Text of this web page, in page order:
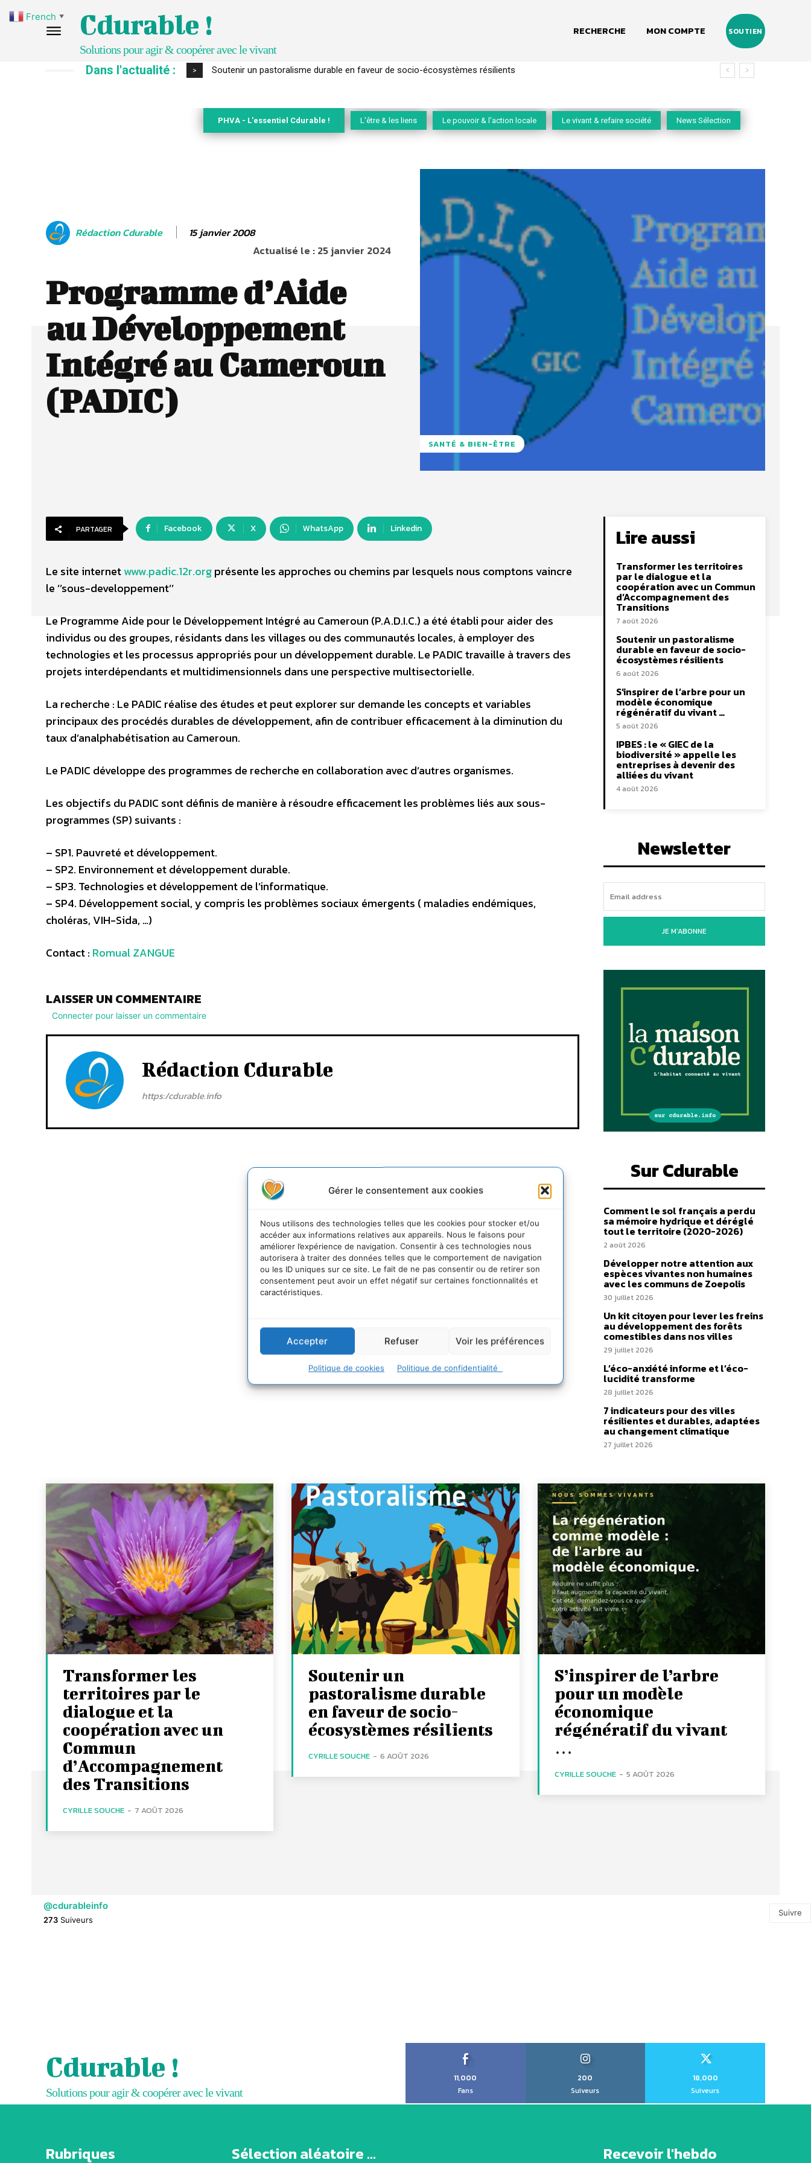
Gérer le consentement aux cookies
Nous utilisons des technologies telles que les cookies pour stocker et/ou
accéder aux informations relatives aux appareils. Nous le faisons pour
améliorer l’expérience de navigation. Consentir à ces technologies nous
autorisera à traiter des données telles que le comportement de navigation
ou les ID uniques sur ce site. Le fait de ne pas consentir ou de retirer son
consentement peut avoir un effet négatif sur certaines fonctionnalités et
caractéristiques.
Accepter Refuser Voir les préférences
Politique de cookies Politique de confidentialité
Cdurable !
Solutions pour agir & coopérer avec le vivant
RECHERCHE MON COMPTE SOUTIEN
Dans l'actualité : > S’inspirer de l’arbre pour un modèle économique régénératif du vivant …
PHVA - L'essentiel Cdurable ! L'être & les liens Le pouvoir & l'action locale Le vivant & refaire société News Sélection
Rédaction Cdurable 15 janvier 2008
Actualisé le :25 janvier 2024
Programme d’Aide
au Développement
Intégré au Cameroun
(PADIC)
SANTÉ & BIEN-ÊTRE
PARTAGER Facebook X WhatsApp Linkedin
Le site internetwww.padic.12r.orgprésente les approches ou chemins par lesquels nous comptons vaincre
le ’’sous-developpement’’
Le Programme Aide pour le Développement Intégré au Cameroun (P.A.D.I.C.) a été établi pour aider des
individus ou des groupes, résidants dans les villages ou des communautés locales, à employer des
technologies et les processus appropriés pour un développement durable. Le PADIC travaille à travers des
projets interdépendants et multidimensionnels dans une perspective multisectorielle.
La recherche : Le PADIC réalise des études et peut explorer sur demande les concepts et variables
principaux des procédés durables de développement, afin de contribuer efficacement à la diminution du
taux d’analphabétisation au Cameroun.
Le PADIC développe des programmes de recherche en collaboration avec d’autres organismes.
Les objectifs du PADIC sont définis de manière à résoudre efficacement les problèmes liés aux sous-
programmes (SP) suivants :
– SP1. Pauvreté et développement.
– SP2. Environnement et développement durable.
– SP3. Technologies et développement de l’informatique.
– SP4. Développement social, y compris les problèmes sociaux émergents ( maladies endémiques,
choléras, VIH-Sida, …)
Contact : Romual ZANGUE
LAISSER UN COMMENTAIRE
Connecter pour laisser un commentaire
Rédaction Cdurable
https:/cdurable.info
Lire aussi
Transformer les territoires
par le dialogue et la
coopération avec un Commun
d’Accompagnement des
Transitions
7 août 2026
Soutenir un pastoralisme
durable en faveur de socio-
écosystèmes résilients
6 août 2026
S’inspirer de l’arbre pour un
modèle économique
régénératif du vivant …
5 août 2026
IPBES : le « GIEC de la
biodiversité » appelle les
entreprises à devenir des
alliées du vivant
4 août 2026
Newsletter
JE M'ABONNE
Sur Cdurable
Comment le sol français a perdu
sa mémoire hydrique et déréglé
tout le territoire (2020-2026)
2 août 2026
Développer notre attention aux
espèces vivantes non humaines
avec les communs de Zoepolis
30 juillet 2026
Un kit citoyen pour lever les freins
au développement des forêts
comestibles dans nos villes
29 juillet 2026
L’éco-anxiété informe et l’éco-
lucidité transforme
28 juillet 2026
7 indicateurs pour des villes
résilientes et durables, adaptées
au changement climatique
27 juillet 2026
Transformer les
territoires par le
dialogue et la
coopération avec un
Commun
d’Accompagnement
des Transitions
CYRILLE SOUCHE - 7 AOÛT 2026
Soutenir un
pastoralisme durable
en faveur de socio-
écosystèmes résilients
CYRILLE SOUCHE - 6 AOÛT 2026
S’inspirer de l’arbre
pour un modèle
économique
régénératif du vivant
…
CYRILLE SOUCHE - 5 AOÛT 2026
@cdurableinfo
273 Suiveurs
Suivre
Cdurable !
Solutions pour agir & coopérer avec le vivant
11,000
Fans
200
Suiveurs
18,000
Suiveurs
Rubriques Sélection aléatoire ... Recevoir l'hebdo
French ▼